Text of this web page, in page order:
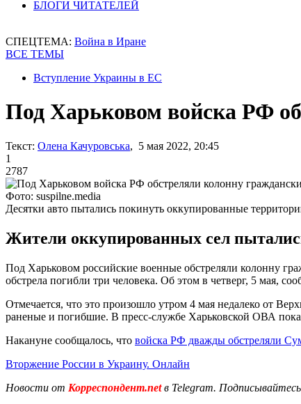
БЛОГИ ЧИТАТЕЛЕЙ
СПЕЦТЕМА: Война в Иране
ВСЕ ТЕМЫ
Вступление Украины в ЕС
Под Харьковом войска РФ
Текст: Олена Качуровська, 5 мая 2022, 20:45
1
2787
Фото: suspilne.media
Десятки авто пытались покинуть оккупированные
Жители оккупированных сел
Под Харьковом российские военные обстреляли колонну
обстрела погибли три человека. Об этом в четверг, 5 мая,
Отмечается, что это произошло утром 4 мая недалеко от
раненые и погибшие. В пресс-службе Харьковской ОВА пока
Накануне сообщалось, что войска РФ дважды обстреляли
Вторжение России в Украину. Онлайн
Новости от Корреспондент.netв Telegram.